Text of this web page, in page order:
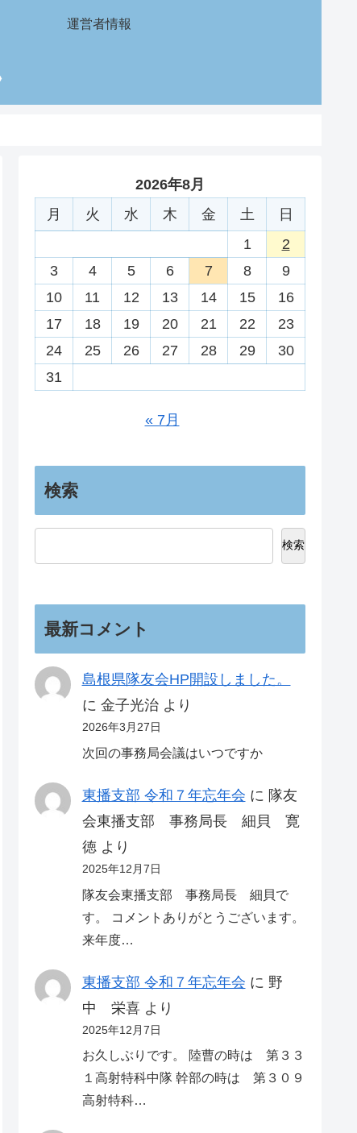
運営者情報
2026年8月
月
火 水 木 金 土
日
1
2
3
4 5 6 7 8
9
10
11 12 13 14 15
16
17
18 19 20 21 22
23
24
25 26 27 28 29
30
31
« 7月
検索
検索
最新コメント
島根県隊友会HP開設しました。
に 金子光治より
2026年3月27日
次回の事務局会議はいつですか
東播支部 令和７年忘年会 に 隊友
会東播支部 事務局長 細貝 寛
徳より
2025年12月7日
隊友会東播支部 事務局長 細貝で
す。 コメントありがとうございます。
来年度…
東播支部 令和７年忘年会 に 野
中 栄喜より
2025年12月7日
お久しぶりです。 陸曹の時は 第３３
１高射特科中隊 幹部の時は 第３０９
高射特科…